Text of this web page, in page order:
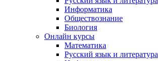
Информатика
Обществознание
Биология
Онлайн курсы
Математика
Русский язык и литература